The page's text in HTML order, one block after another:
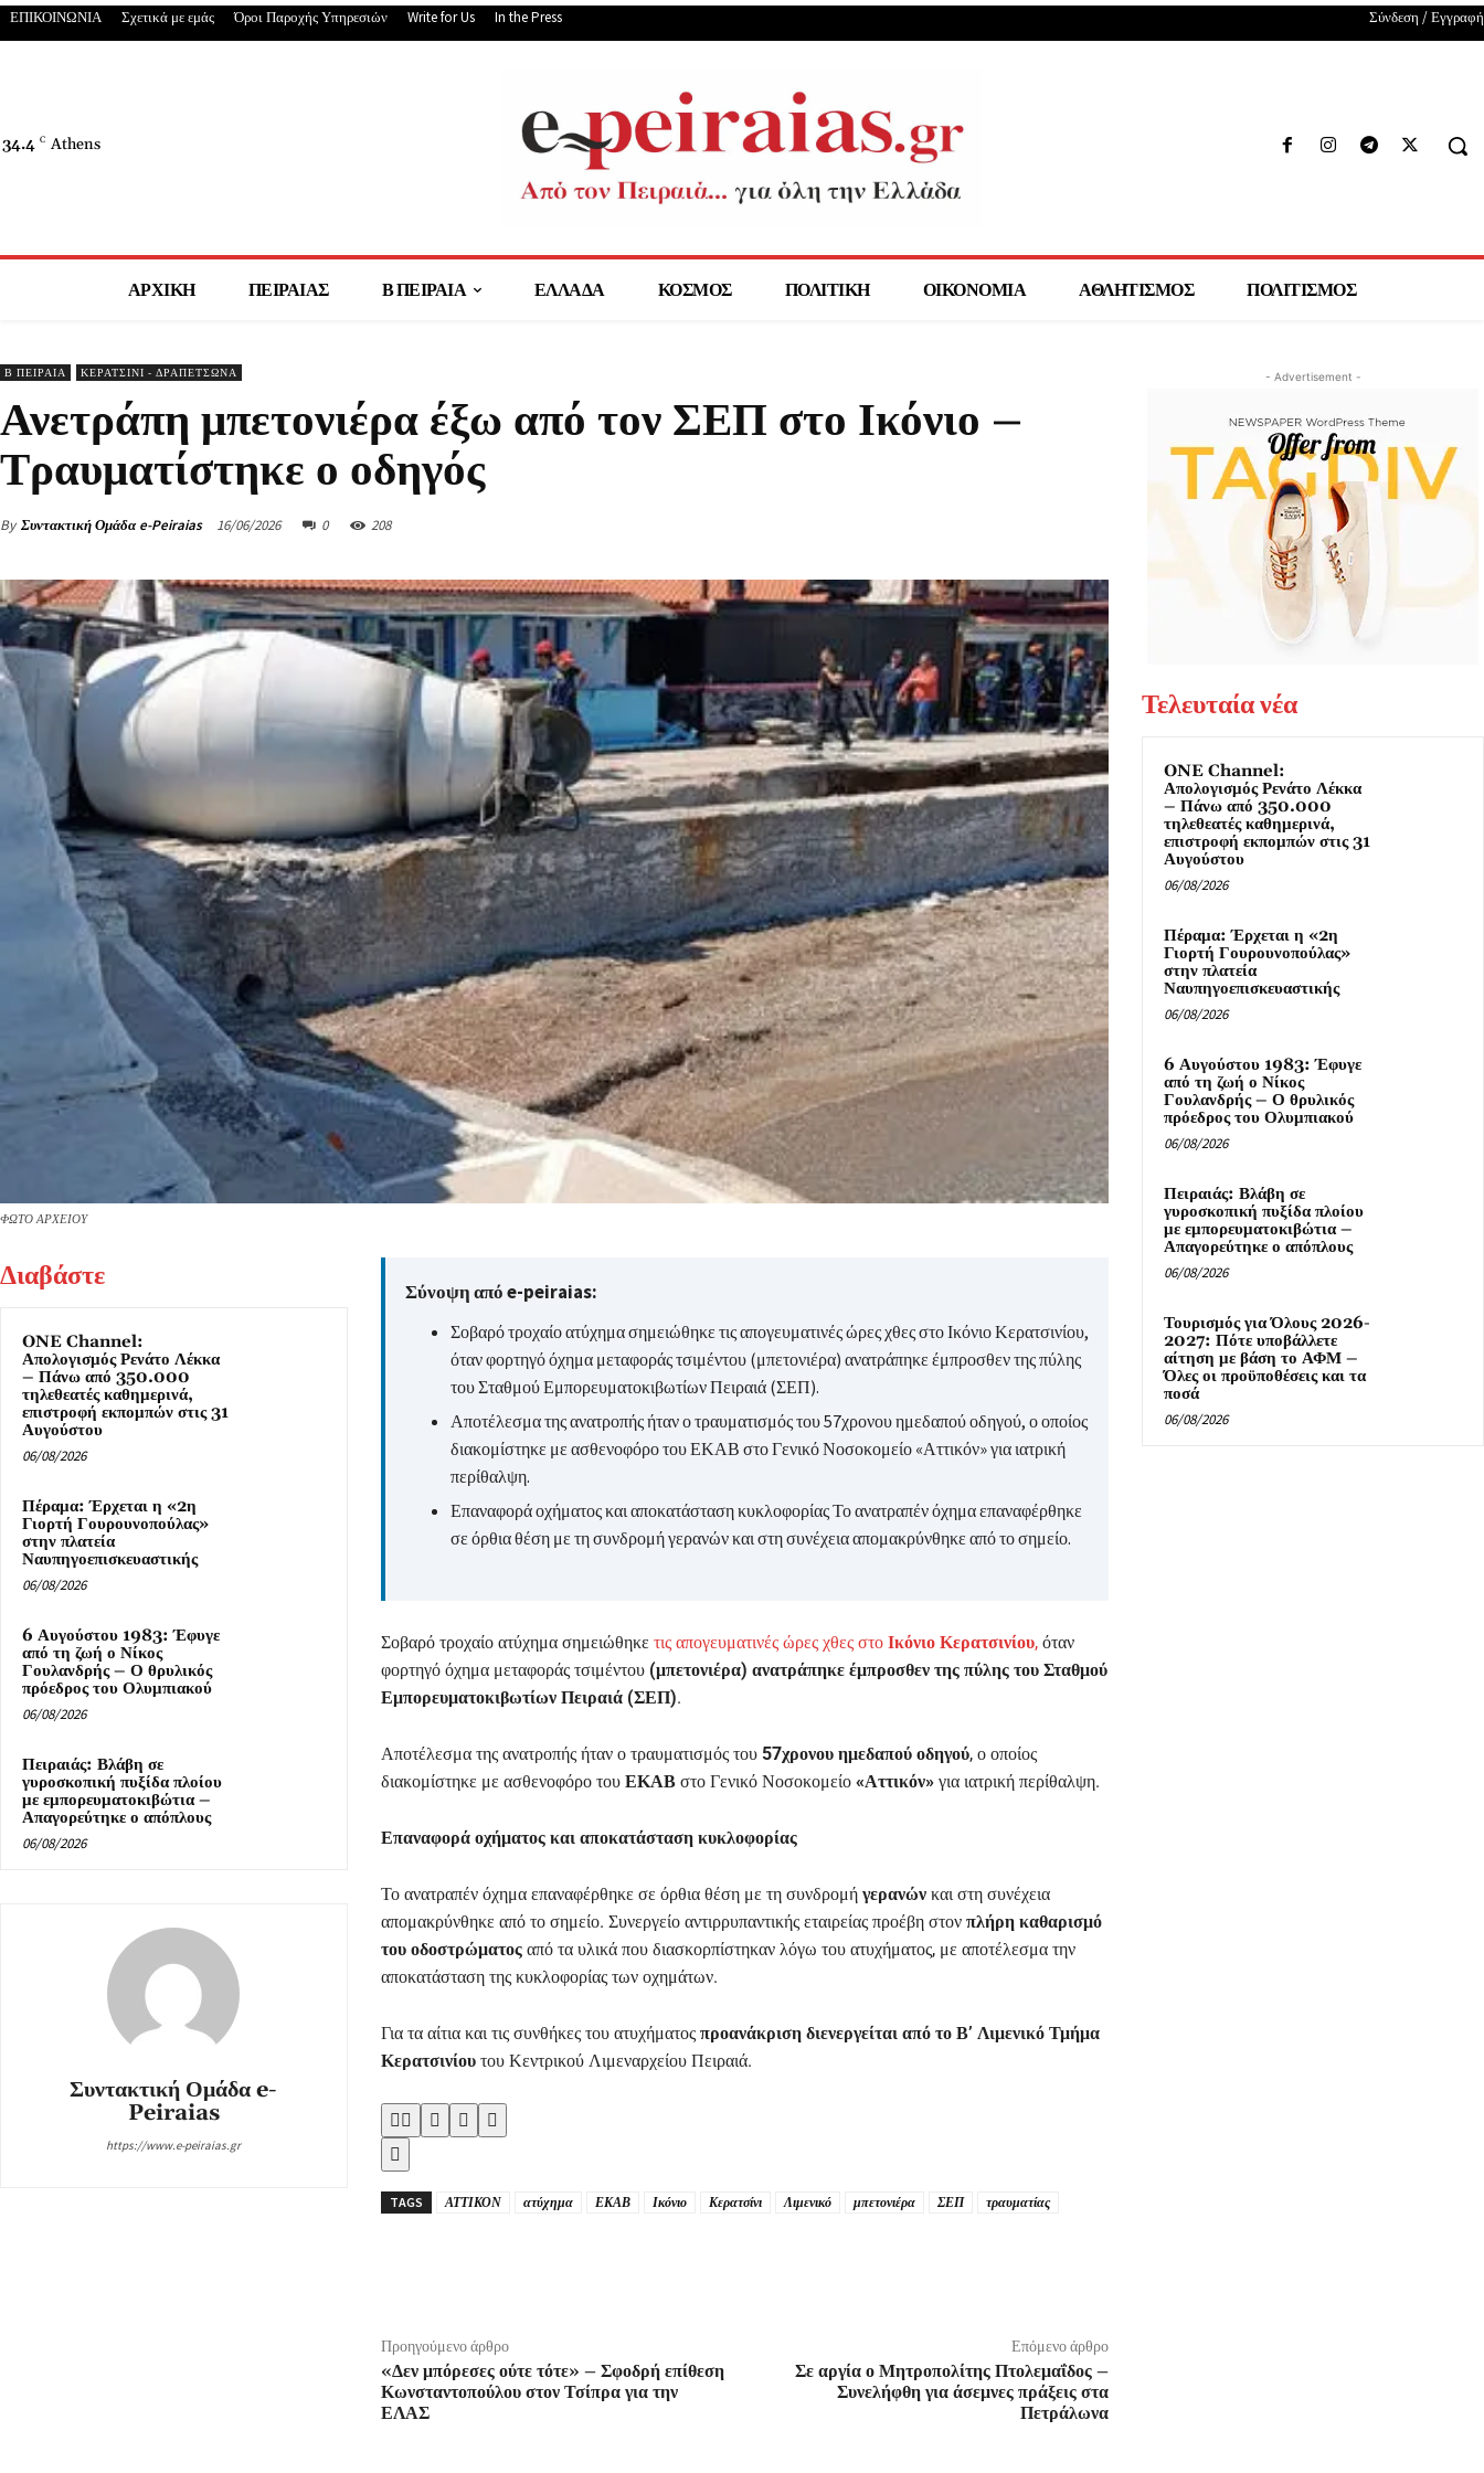
ΕΠΙΚΟΙΝΩΝΙΑ Σχετικά με εμάς Όροι Παροχής Υπηρεσιών Write for Us In the Press Σύνδεση / Εγγραφή
34.4 C Athens
ΑΡΧΙΚΗ ΠΕΙΡΑΙΑΣ Β ΠΕΙΡΑΙΑ ΕΛΛΑΔΑ ΚΟΣΜΟΣ ΠΟΛΙΤΙΚΗ ΟΙΚΟΝΟΜΙΑ ΑΘΛΗΤΙΣΜΟΣ ΠΟΛΙΤΙΣΜΟΣ
Β ΠΕΙΡΑΙΑ ΚΕΡΑΤΣΙΝΙ - ΔΡΑΠΕΤΣΩΝΑ
Ανετράπη μπετονιέρα έξω από τον ΣΕΠ στο Ικόνιο –
Τραυματίστηκε ο οδηγός
By Συντακτική Ομάδα e-Peiraias 16/06/2026 0 208
ΦΩΤΟ ΑΡΧΕΙΟΥ
Διαβάστε
ONE Channel:
Απολογισμός Ρενάτο Λέκκα
– Πάνω από 350.000
τηλεθεατές καθημερινά,
επιστροφή εκπομπών στις 31
Αυγούστου
06/08/2026
Πέραμα: Έρχεται η «2η
Γιορτή Γουρουνοπούλας»
στην πλατεία
Ναυπηγοεπισκευαστικής
06/08/2026
6 Αυγούστου 1983: Έφυγε
από τη ζωή ο Νίκος
Γουλανδρής – Ο θρυλικός
πρόεδρος του Ολυμπιακού
06/08/2026
Πειραιάς: Βλάβη σε
γυροσκοπική πυξίδα πλοίου
με εμπορευματοκιβώτια –
Απαγορεύτηκε ο απόπλους
06/08/2026
Συντακτική Ομάδα e-
Peiraias
https://www.e-peiraias.gr
Σύνοψη από e-peiraias:
Σοβαρό τροχαίο ατύχημα σημειώθηκε τις απογευματινές ώρες χθες στο Ικόνιο Κερατσινίου,
όταν φορτηγό όχημα μεταφοράς τσιμέντου (μπετονιέρα) ανατράπηκε έμπροσθεν της πύλης
του Σταθμού Εμπορευματοκιβωτίων Πειραιά (ΣΕΠ).
Αποτέλεσμα της ανατροπής ήταν ο τραυματισμός του 57χρονου ημεδαπού οδηγού, ο οποίος
διακομίστηκε με ασθενοφόρο του ΕΚΑΒ στο Γενικό Νοσοκομείο «Αττικόν» για ιατρική
περίθαλψη.
Επαναφορά οχήματος και αποκατάσταση κυκλοφορίας Το ανατραπέν όχημα επαναφέρθηκε
σε όρθια θέση με τη συνδρομή γερανών και στη συνέχεια απομακρύνθηκε από το σημείο.
Σοβαρό τροχαίο ατύχημα σημειώθηκε τις απογευματινές ώρες χθες στο Ικόνιο Κερατσινίου,όταν
φορτηγό όχημα μεταφοράς τσιμέντου (μπετονιέρα) ανατράπηκε έμπροσθεν της πύλης του Σταθμού
Εμπορευματοκιβωτίων Πειραιά (ΣΕΠ).
Αποτέλεσμα της ανατροπής ήταν ο τραυματισμός του 57χρονου ημεδαπού οδηγού, ο οποίος
διακομίστηκε με ασθενοφόρο του ΕΚΑΒστο Γενικό Νοσοκομείο «Αττικόν»για ιατρική περίθαλψη.
Επαναφορά οχήματος και αποκατάσταση κυκλοφορίας
Το ανατραπέν όχημα επαναφέρθηκε σε όρθια θέση με τη συνδρομή γερανώνκαι στη συνέχεια
απομακρύνθηκε από το σημείο. Συνεργείο αντιρρυπαντικής εταιρείας προέβη στον πλήρη καθαρισμό
του οδοστρώματοςαπό τα υλικά που διασκορπίστηκαν λόγω του ατυχήματος, με αποτέλεσμα την
αποκατάσταση της κυκλοφορίας των οχημάτων.
Για τα αίτια και τις συνθήκες του ατυχήματος προανάκριση διενεργείται από το Β’ Λιμενικό Τμήμα
Κερατσινίουτου Κεντρικού Λιμεναρχείου Πειραιά.
  


TAGS ΑΤΤΙΚΟΝ ατύχημα ΕΚΑΒ Ικόνιο Κερατσίνι Λιμενικό μπετονιέρα ΣΕΠ τραυματίας
Προηγούμενο άρθρο
«Δεν μπόρεσες ούτε τότε» – Σφοδρή επίθεση
Κωνσταντοπούλου στον Τσίπρα για την
ΕΛΑΣ
Επόμενο άρθρο
Σε αργία ο Μητροπολίτης Πτολεμαΐδος –
Συνελήφθη για άσεμνες πράξεις στα
Πετράλωνα
- Advertisement -
Τελευταία νέα
ONE Channel:
Απολογισμός Ρενάτο Λέκκα
– Πάνω από 350.000
τηλεθεατές καθημερινά,
επιστροφή εκπομπών στις 31
Αυγούστου
06/08/2026
Πέραμα: Έρχεται η «2η
Γιορτή Γουρουνοπούλας»
στην πλατεία
Ναυπηγοεπισκευαστικής
06/08/2026
6 Αυγούστου 1983: Έφυγε
από τη ζωή ο Νίκος
Γουλανδρής – Ο θρυλικός
πρόεδρος του Ολυμπιακού
06/08/2026
Πειραιάς: Βλάβη σε
γυροσκοπική πυξίδα πλοίου
με εμπορευματοκιβώτια –
Απαγορεύτηκε ο απόπλους
06/08/2026
Τουρισμός για Όλους 2026-
2027: Πότε υποβάλλετε
αίτηση με βάση το ΑΦΜ –
Όλες οι προϋποθέσεις και τα
ποσά
06/08/2026